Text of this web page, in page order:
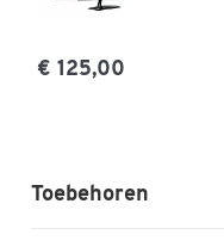
€ 125,00
Toebehoren